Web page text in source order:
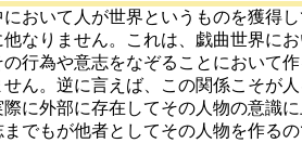
おいて人が世界というものを獲得
他なりません。これは、戯曲世界に
の行為や意志をなぞることにおいて
ん。逆に言えば、この関係こそが
に外部に存在してその人物の意識
でもが他者としてその人物を作る